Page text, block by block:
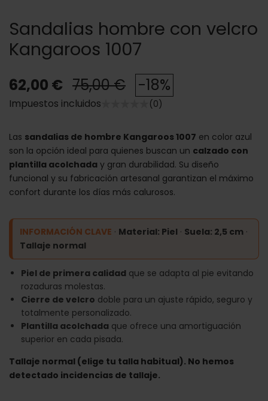
Sandalias hombre con velcro
Kangaroos 1007
62,00 € 75,00 € -18%
Impuestos incluidos (0)
Las sandalias de hombre Kangaroos 1007 en color azul
son la opción ideal para quienes buscan un calzado con
plantilla acolchada y gran durabilidad. Su diseño
funcional y su fabricación artesanal garantizan el máximo
confort durante los días más calurosos.
INFORMACIÓN CLAVE · Material: Piel · Suela: 2,5 cm ·
Tallaje normal
Piel de primera calidad que se adapta al pie evitando
rozaduras molestas.
Cierre de velcro doble para un ajuste rápido, seguro y
totalmente personalizado.
Plantilla acolchada que ofrece una amortiguación
superior en cada pisada.
Tallaje normal (elige tu talla habitual). No hemos
detectado incidencias de tallaje.